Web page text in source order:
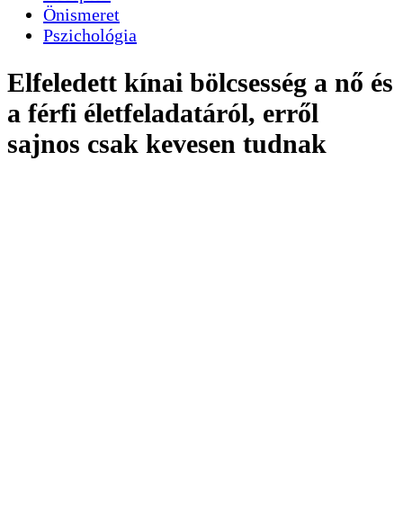
Önismeret
Pszichológia
Elfeledett kínai bölcsesség a nő és
a férfi életfeladatáról, erről
sajnos csak kevesen tudnak